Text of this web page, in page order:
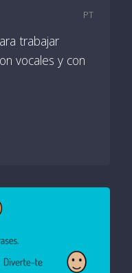
PT
trabajar
vocales y con